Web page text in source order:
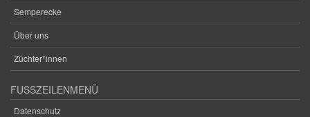
Semperecke
Über uns
Züchter*innen
FUSSZEILENMENÜ
Datenschutz